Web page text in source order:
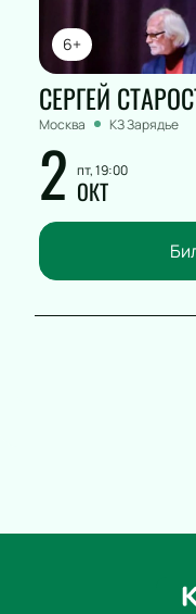
6+
СЕРГЕЙ
Москва КЗ Зарядье
2 пт, 19:00
ОКТ